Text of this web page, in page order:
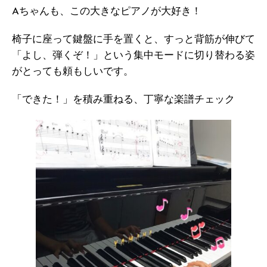
Aちゃんも、この大きなピアノが大好き！
椅子に座って鍵盤に手を置くと、すっと背筋が伸びて
「よし、弾くぞ！」という集中モードに切り替わる姿
がとっても頼もしいです。
「できた！」を積み重ねる、丁寧な楽譜チェック